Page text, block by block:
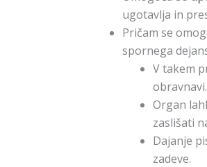
ugotavlja in
Pričam se
spornega
V takem
obravnavi.
Organ
zaslišati
Dajanje
zadeve.